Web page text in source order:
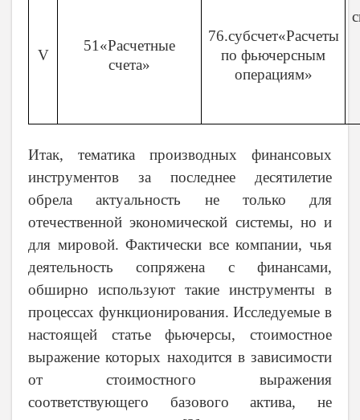
V
51«Расчетные
счета»
76.субсчет«Расчеты
по фьючерсным
операциям»
Итак, тематика производных финансовых
инструментов за последнее десятилетие
обрела актуальность не только для
отечественной экономической системы, но и
для мировой. Фактически все компании, чья
деятельность сопряжена с финансами,
обширно используют такие инструменты в
процессах функционирования. Исследуемые в
настоящей статье фьючерсы, стоимостное
выражение которых находится в зависимости
от стоимостного выражения
соответствующего базового актива, не